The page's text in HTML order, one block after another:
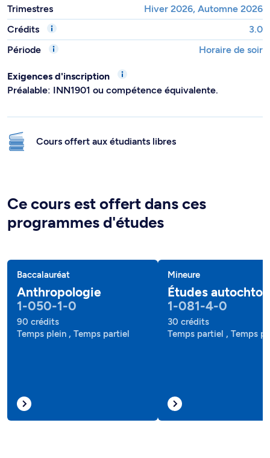
Trimestres
Hiver 2026, Automne 2026
Crédits
3.0
Période
Horaire de soir
Exigences d'inscription
Préalable: INN1901 ou compétence équivalente.
Cours offert aux étudiants libres
Ce cours est offert dans ces
programmes d'études
Baccalauréat
Anthropologie
1-050-1-0
90 crédits
Temps plein , Temps partiel
Mineure
Études
1-081-4-0
30 crédits
Temps partiel , Temps